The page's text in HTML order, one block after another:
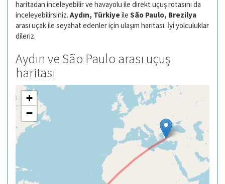
haritadan inceleyebilir ve havayolu ile direkt uçuş rotasını da
inceleyebilirsiniz. Aydın, Türkiyeile São Paulo, Brezilya
arası uçak ile seyahat edenler için ulaşım harıtası. İyi yolculuklar
dileriz.
Aydın ve São Paulo arası uçuş
haritası
+
−